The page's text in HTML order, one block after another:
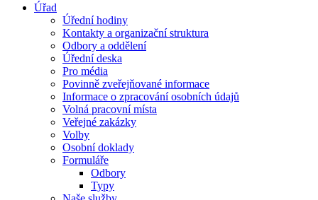
Úřad
Úřední hodiny
Kontakty a organizační struktura
Odbory a oddělení
Úřední deska
Pro média
Povinně zveřejňované informace
Informace o zpracování osobních údajů
Volná pracovní místa
Veřejné zakázky
Volby
Osobní doklady
Formuláře
Odbory
Typy